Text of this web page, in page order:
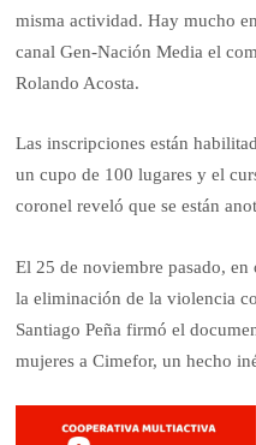
misma actividad. Hay mucho
canal Gen-Nación Media el
Rolando Acosta.
Las inscripciones están
un cupo de 100 lugares y el
coronel reveló que se están
El 25 de noviembre pasado,
la eliminación de la violencia
Santiago Peña firmó el
mujeres a Cimefor, un hecho